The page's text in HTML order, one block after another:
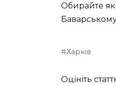
Обирайте
Харків
Оцініть